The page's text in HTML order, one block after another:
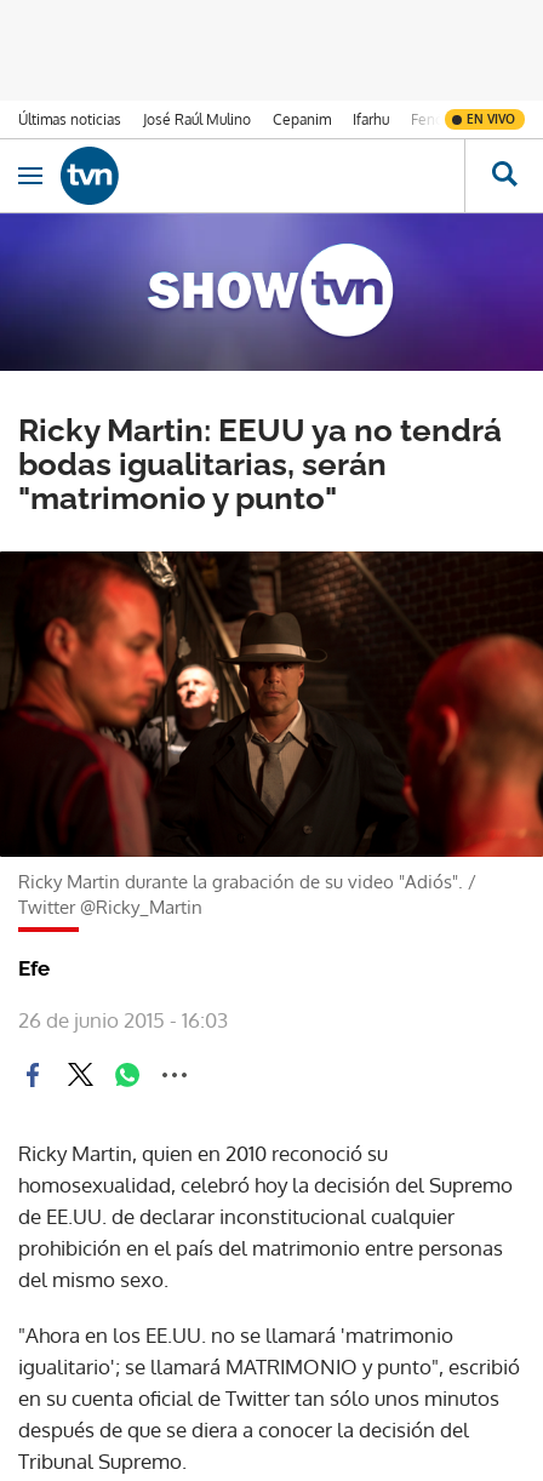
Últimas noticias José Raúl Mulino Cepanim Ifarhu Fenómeno de El
EN VIVO
Ir al contenido
Obrir navegació
Ricky Martin: EEUU ya no tendrá
bodas igualitarias, serán
"matrimonio y punto"
Ricky Martin durante la grabación de su video "Adiós". /
Twitter @Ricky_Martin
Efe
26 de junio 2015 - 16:03
Ricky Martin, quien en 2010 reconoció su
homosexualidad, celebró hoy la decisión del Supremo
de EE.UU. de declarar inconstitucional cualquier
prohibición en el país del matrimonio entre personas
del mismo sexo.
"Ahora en los EE.UU. no se llamará 'matrimonio
igualitario'; se llamará MATRIMONIO y punto", escribió
en su cuenta oficial de Twitter tan sólo unos minutos
después de que se diera a conocer la decisión del
Tribunal Supremo.